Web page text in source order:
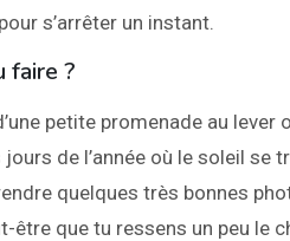
s’arrêter un instant.
faire ?
petite promenade au lever
jours de l’année où le soleil se
quelques très bonnes
être que tu ressens un peu le